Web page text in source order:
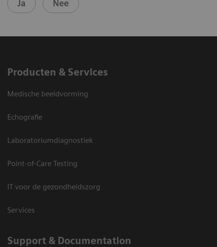
Ja Nee
Producten & Services
Medische beeldvorming
Echografie
Laboratoriumdiagnostiek
Point-of-Care Testing
IT voor de gezondheidszorg
Services
Support & Documentation